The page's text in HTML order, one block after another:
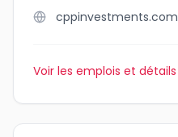
cppinvestments.com
Voir les emplois et détails